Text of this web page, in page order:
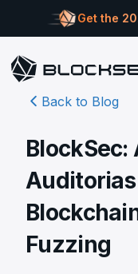
Get the
Back to Blog
Fuzzing